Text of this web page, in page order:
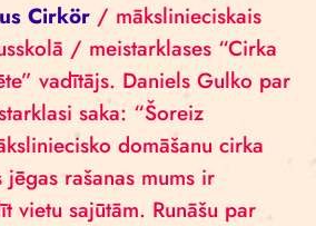
Cirkör / mākslinieciskais
/ meistarklases “Cirka
vadītājs. Daniels Gulko par
saka: “Šoreiz
domāšanu cirka
rašanas mums ir
vietu sajūtām. Runāšu par